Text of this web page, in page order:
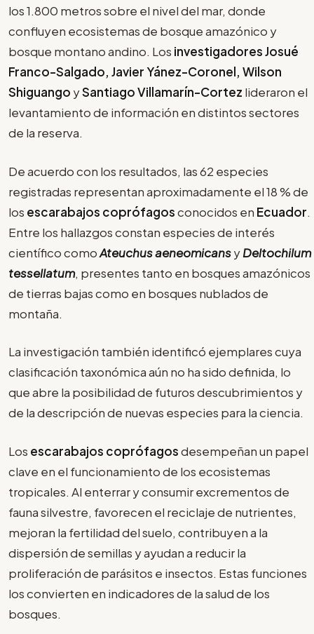
los 1.800 metros sobre el nivel del mar, donde
confluyen ecosistemas de bosque amazónico y
bosque montano andino. Los investigadores Josué
Franco-Salgado, Javier Yánez-Coronel, Wilson
Shiguango ySantiago Villamarín-Cortez lideraron el
levantamiento de información en distintos sectores
de la reserva.
De acuerdo con los resultados, las 62 especies
registradas representan aproximadamente el 18 % de
los escarabajos coprófagosconocidos en Ecuador.
Entre los hallazgos constan especies de interés
científico comoAteuchus aeneomicansyDeltochilum
tessellatum, presentes tanto en bosques amazónicos
de tierras bajas como en bosques nublados de
montaña.
La investigación también identificó ejemplares cuya
clasificación taxonómica aún no ha sido definida, lo
que abre la posibilidad de futuros descubrimientos y
de la descripción de nuevas especies para la ciencia.
Los escarabajos coprófagosdesempeñan un papel
clave en el funcionamiento de los ecosistemas
tropicales. Al enterrar y consumir excrementos de
fauna silvestre, favorecen el reciclaje de nutrientes,
mejoran la fertilidad del suelo, contribuyen a la
dispersión de semillas y ayudan a reducir la
proliferación de parásitos e insectos. Estas funciones
los convierten en indicadores de la salud de los
bosques.